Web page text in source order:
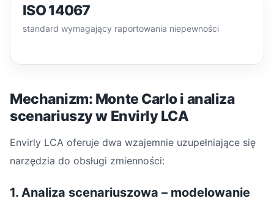
ISO 14067
standard wymagający raportowania niepewności
Mechanizm: Monte Carlo i analiza
scenariuszy w Envirly LCA
Envirly LCA oferuje dwa wzajemnie uzupełniające się
narzędzia do obsługi zmienności:
1. Analiza scenariuszowa – modelowanie